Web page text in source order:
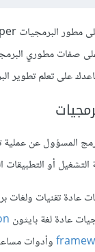
صفات مطوري
على تعلم
المسؤول عن عملية
التشغيل أو
تقنيات ولغات
عادة لغة بايثون
وأدوات